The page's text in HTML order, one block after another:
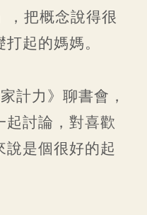
，把概念說得很
起的媽媽。
計力》聊書會，
起討論，對喜歡
說是個很好的起